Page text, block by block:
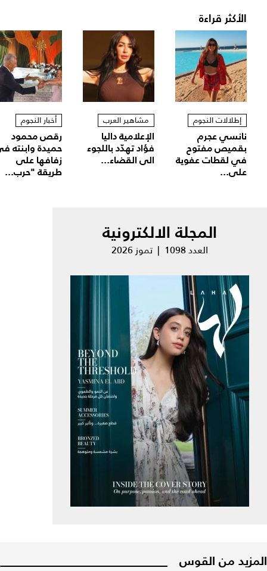
الأكثر قراءة
إطلالات النجوم
نانسي عجرم
بقميص مفتوح
في لقطات عفوية
على...
مشاهير العرب
الإعلامية داليا
فؤاد تهدّد باللجوء
الى القضاء...
أخبار النجوم
رقص محمود
حميدة وابنته
زفافها على
طريقة "حرب...
المجلة الالكترونية
العدد 1098 | تموز 2026
المزيد من القوس